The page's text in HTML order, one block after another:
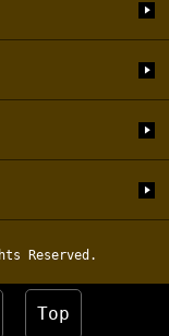
Reserved.
Top